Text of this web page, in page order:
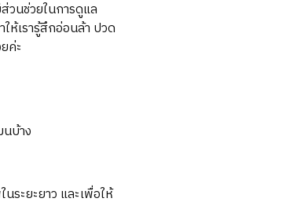
วนช่วยในการดูแล
ห้เรารู้สึกอ่อนล้า ปวด
ค่ะ
นบ้าง
ระยะยาว และเพื่อให้